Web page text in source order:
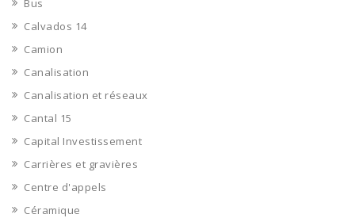
Bus
Calvados 14
Camion
Canalisation
Canalisation et réseaux
Cantal 15
Capital Investissement
Carrières et gravières
Centre d'appels
Céramique